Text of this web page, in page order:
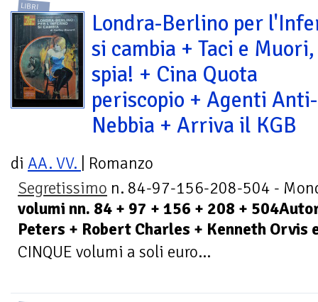
LIBRI
Londra-Berlino per
si cambia + Taci e Muori,
spia! + Cina Quota
periscopio + Agenti Anti-
Nebbia + Arriva il KGB
di AA. VV.
| Romanzo
Segretissimo n. 84-97-156-208-504 -
volumi nn. 84 + 97 + 156 + 208 +
Peters + Robert Charles + Kenneth Orvis
CINQUE volumi a soli euro...